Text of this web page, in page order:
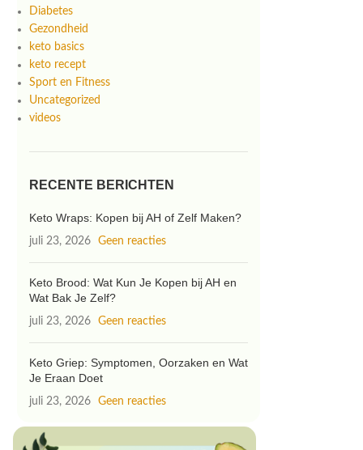
Diabetes
Gezondheid
keto basics
keto recept
Sport en Fitness
Uncategorized
videos
RECENTE BERICHTEN
Keto Wraps: Kopen bij AH of Zelf Maken?
juli 23, 2026 Geen reacties
Keto Brood: Wat Kun Je Kopen bij AH en
Wat Bak Je Zelf?
juli 23, 2026 Geen reacties
Keto Griep: Symptomen, Oorzaken en Wat
Je Eraan Doet
juli 23, 2026 Geen reacties